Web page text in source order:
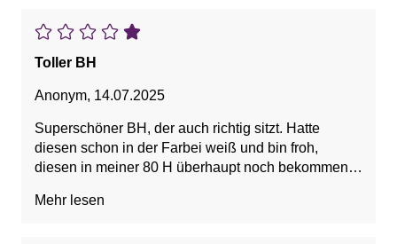
Toller BH
Anonym, 14.07.2025
Superschöner BH, der auch richtig sitzt. Hatte
diesen schon in der Farbei weiß und bin froh,
diesen in meiner 80 H überhaupt noch bekommen
Mehr lesen